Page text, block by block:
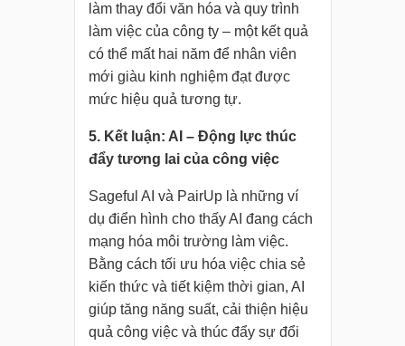
làm thay đổi văn hóa và quy trình
làm việc của công ty – một kết quả
có thể mất hai năm để nhân viên
mới giàu kinh nghiệm đạt được
mức hiệu quả tương tự.
5. Kết luận: AI – Động lực thúc
đẩy tương lai của công việc
Sageful AI và PairUp là những ví
dụ điển hình cho thấy AI đang cách
mạng hóa môi trường làm việc.
Bằng cách tối ưu hóa việc chia sẻ
kiến thức và tiết kiệm thời gian, AI
giúp tăng năng suất, cải thiện hiệu
quả công việc và thúc đẩy sự đổi